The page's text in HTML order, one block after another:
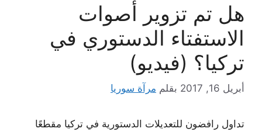
هل تم تزوير أصوات
الاستفتاء الدستوري في
تركيا؟ (فيديو)
أبريل 16, 2017 بقلم مرآة سوريا
تداول رافضون للتعديلات الدستورية في تركيا مقطعًا